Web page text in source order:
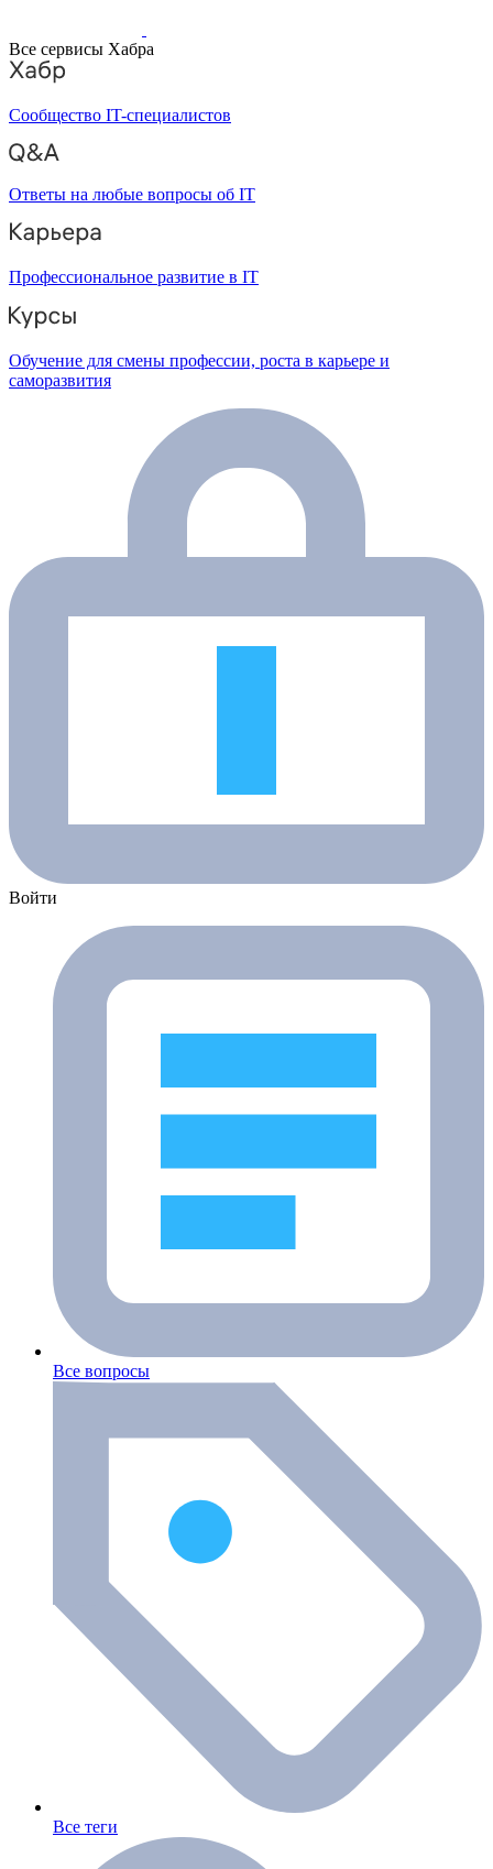
Все сервисы Хабра
Сообщество IT-специалистов
Ответы на любые вопросы об IT
Профессиональное развитие в IT
Обучение для смены профессии, роста в карьере и
саморазвития
Войти
Все вопросы
Все теги